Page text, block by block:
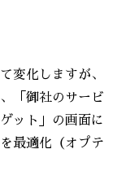
変化しますが、
「御社のサービ
ット」の画面に
最適化（オプテ